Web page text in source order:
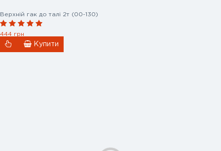
Верхній гак до талі 2т (00-130)
444 грн
Купити